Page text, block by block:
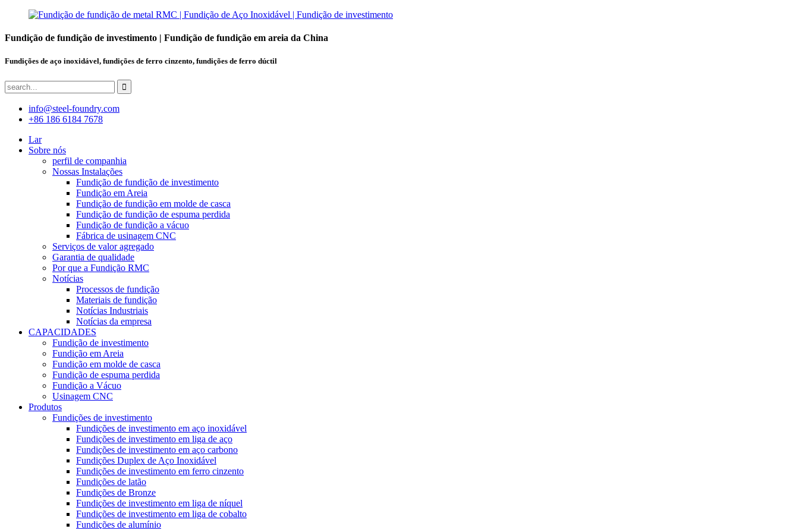
Fundição de fundição de investimento | Fundição de fundição em areia da China
Fundições de aço inoxidável, fundições de ferro cinzento, fundições de ferro dúctil
info@steel-foundry.com
+86 186 6184 7678
Lar
Sobre nós
perfil de companhia
Nossas Instalações
Fundição de fundição de investimento
Fundição em Areia
Fundição de fundição em molde de casca
Fundição de fundição de espuma perdida
Fundição de fundição a vácuo
Fábrica de usinagem CNC
Serviços de valor agregado
Garantia de qualidade
Por que a Fundição RMC
Notícias
Processos de fundição
Materiais de fundição
Notícias Industriais
Notícias da empresa
CAPACIDADES
Fundição de investimento
Fundição em Areia
Fundição em molde de casca
Fundição de espuma perdida
Fundição a Vácuo
Usinagem CNC
Produtos
Fundições de investimento
Fundições de investimento em aço inoxidável
Fundições de investimento em liga de aço
Fundições de investimento em aço carbono
Fundições Duplex de Aço Inoxidável
Fundições de investimento em ferro cinzento
Fundições de latão
Fundições de Bronze
Fundições de investimento em liga de níquel
Fundições de investimento em liga de cobalto
Fundições de alumínio